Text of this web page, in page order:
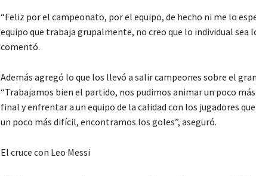
“Feliz por el campeonato, por el equipo, de hecho ni me lo
equipo que trabaja grupalmente, no creo que lo individual sea
comentó.
Además agregó lo que los llevó a salir campeones sobre el
“Trabajamos bien el partido, nos pudimos animar un poco
final y enfrentar a un equipo de la calidad con los jugadores
un poco más difícil, encontramos los goles”, aseguró.
El cruce con Leo Messi